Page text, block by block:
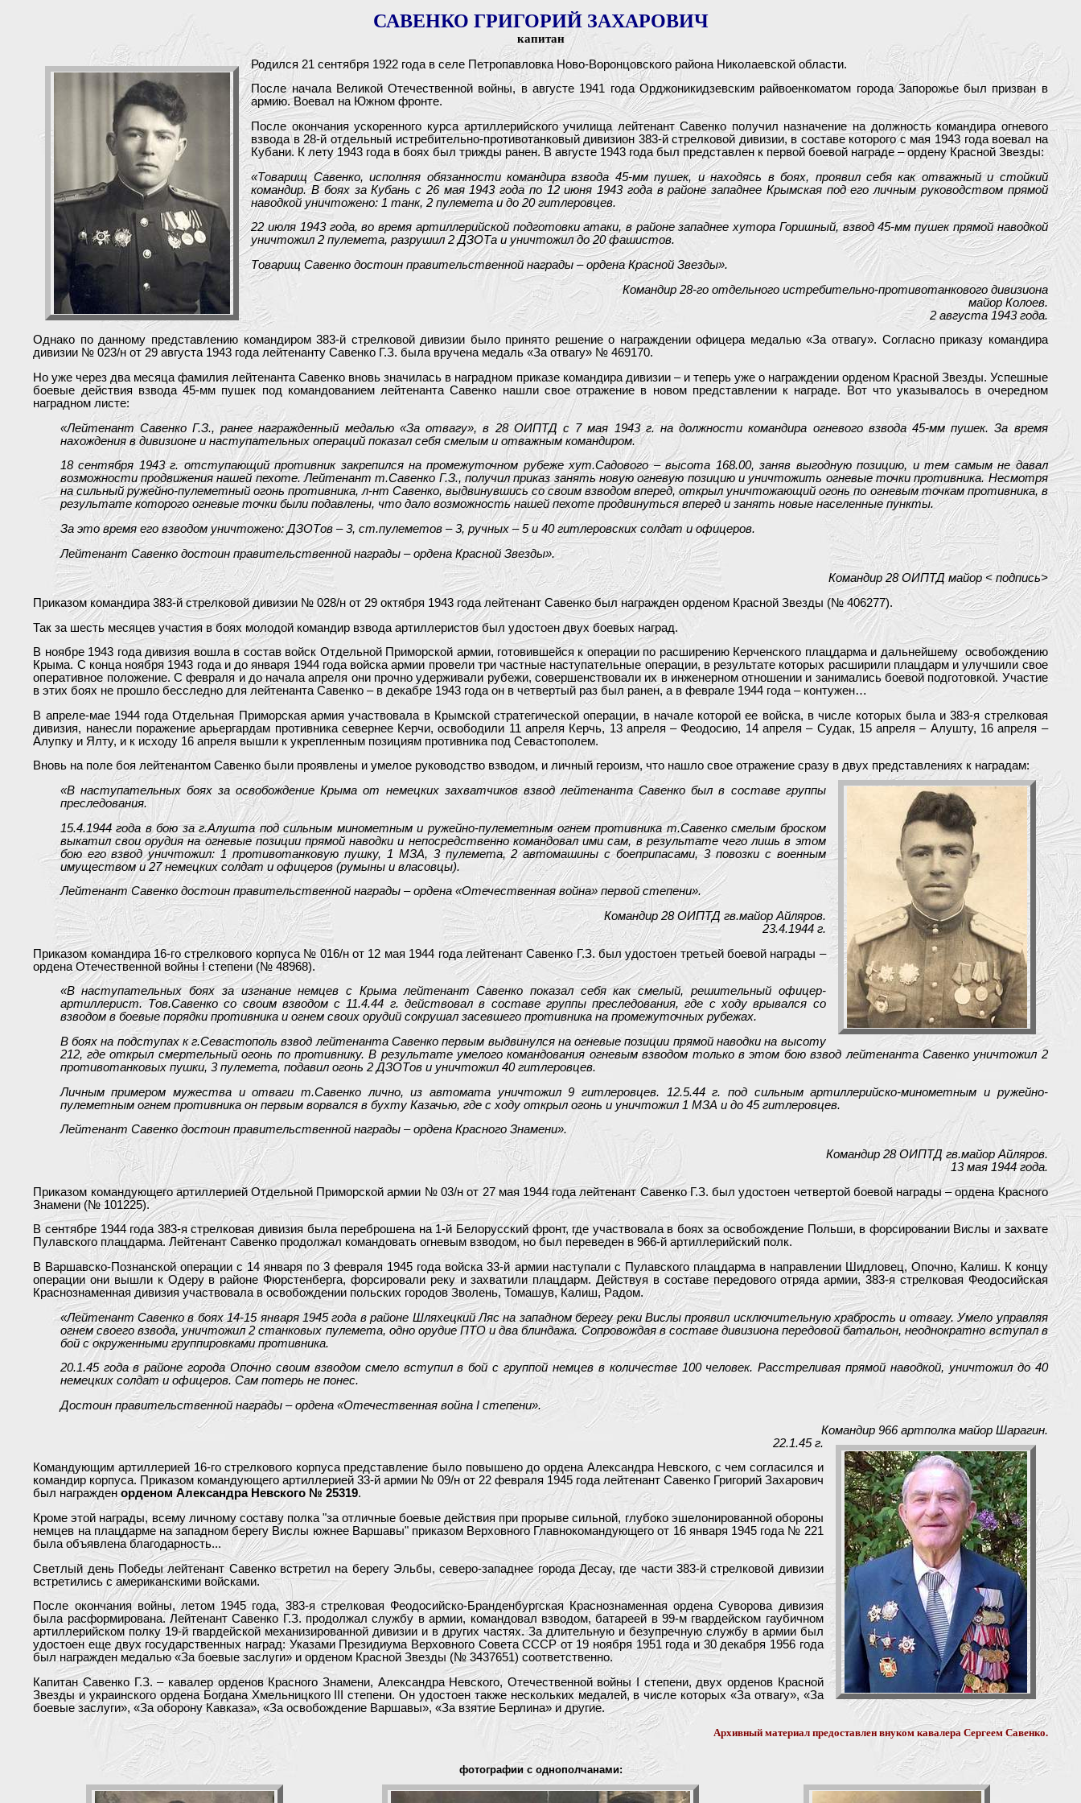
САВЕНКО ГРИГОРИЙ ЗАХАРОВИЧ
капитан
Родился 21 сентября 1922 года в селе Петропавловка Ново-Воронцовского района Николаевской области.
После начала Великой Отечественной войны, в августе 1941 года Орджоникидзевским райвоенкоматом города Запорожье был призван в
армию. Воевал на Южном фронте.
После окончания ускоренного курса артиллерийского училища лейтенант Савенко получил назначение на должность командира огневого
взвода в 28-й отдельный истребительно-противотанковый дивизион 383-й стрелковой дивизии, в составе которого с мая 1943 года воевал на
Кубани. К лету 1943 года в боях был трижды ранен. В августе 1943 года был представлен к первой боевой награде – ордену Красной Звезды:
«Товарищ Савенко, исполняя обязанности командира взвода 45-мм пушек, и находясь в боях, проявил себя как отважный и стойкий
командир. В боях за Кубань с 26 мая 1943 года по 12 июня 1943 года в районе западнее Крымская под его личным руководством прямой
наводкой уничтожено: 1 танк, 2 пулемета и до 20 гитлеровцев.
22 июля 1943 года, во время артиллерийской подготовки атаки, в районе западнее хутора Горишный, взвод 45-мм пушек прямой наводкой
уничтожил 2 пулемета, разрушил 2 ДЗОТа и уничтожил до 20 фашистов.
Товарищ Савенко достоин правительственной награды – ордена Красной Звезды».
Командир 28-го отдельного истребительно-противотанкового дивизиона
майор Колоев.
2 августа 1943 года.
Однако по данному представлению командиром 383-й стрелковой дивизии было принято решение о награждении офицера медалью «За отвагу». Согласно приказу командира
дивизии № 023/н от 29 августа 1943 года лейтенанту Савенко Г.З. была вручена медаль «За отвагу» № 469170.
Но уже через два месяца фамилия лейтенанта Савенко вновь значилась в наградном приказе командира дивизии – и теперь уже о награждении орденом Красной Звезды. Успешные
боевые действия взвода 45-мм пушек под командованием лейтенанта Савенко нашли свое отражение в новом представлении к награде. Вот что указывалось в очередном
наградном листе:
«Лейтенант Савенко Г.З., ранее награжденный медалью «За отвагу», в 28 ОИПТД с 7 мая 1943 г. на должности командира огневого взвода 45-мм пушек. За время
нахождения в дивизионе и наступательных операций показал себя смелым и отважным командиром.
18 сентября 1943 г. отступающий противник закрепился на промежуточном рубеже хут.Садового – высота 168.00, заняв выгодную позицию, и тем самым не давал
возможности продвижения нашей пехоте. Лейтенант т.Савенко Г.З., получил приказ занять новую огневую позицию и уничтожить огневые точки противника. Несмотря
на сильный ружейно-пулеметный огонь противника, л-нт Савенко, выдвинувшись со своим взводом вперед, открыл уничтожающий огонь по огневым точкам противника, в
результате которого огневые точки были подавлены, что дало возможность нашей пехоте продвинуться вперед и занять новые населенные пункты.
За это время его взводом уничтожено: ДЗОТов – 3, ст.пулеметов – 3, ручных – 5 и 40 гитлеровских солдат и офицеров.
Лейтенант Савенко достоин правительственной награды – ордена Красной Звезды».
Командир 28 ОИПТД майор < подпись>
Приказом командира 383-й стрелковой дивизии № 028/н от 29 октября 1943 года лейтенант Савенко был награжден орденом Красной Звезды (№ 406277).
Так за шесть месяцев участия в боях молодой командир взвода артиллеристов был удостоен двух боевых наград.
В ноябре 1943 года дивизия вошла в состав войск Отдельной Приморской армии, готовившейся к операции по расширению Керченского плацдарма и дальнейшему освобождению
Крыма. С конца ноября 1943 года и до января 1944 года войска армии провели три частные наступательные операции, в результате которых расширили плацдарм и улучшили свое
оперативное положение. С февраля и до начала апреля они прочно удерживали рубежи, совершенствовали их в инженерном отношении и занимались боевой подготовкой. Участие
в этих боях не прошло бесследно для лейтенанта Савенко – в декабре 1943 года он в четвертый раз был ранен, а в феврале 1944 года – контужен…
В апреле-мае 1944 года Отдельная Приморская армия участвовала в Крымской стратегической операции, в начале которой ее войска, в числе которых была и 383-я стрелковая
дивизия, нанесли поражение арьергардам противника севернее Керчи, освободили 11 апреля Керчь, 13 апреля – Феодосию, 14 апреля – Судак, 15 апреля – Алушту, 16 апреля –
Алупку и Ялту, и к исходу 16 апреля вышли к укрепленным позициям противника под Севастополем.
Вновь на поле боя лейтенантом Савенко были проявлены и умелое руководство взводом, и личный героизм, что нашло свое отражение сразу в двух представлениях к наградам:
«В наступательных боях за освобождение Крыма от немецких захватчиков взвод лейтенанта Савенко был в составе группы
преследования.
15.4.1944 года в бою за г.Алушта под сильным минометным и ружейно-пулеметным огнем противника т.Савенко смелым броском
выкатил свои орудия на огневые позиции прямой наводки и непосредственно командовал ими сам, в результате чего лишь в этом
бою его взвод уничтожил: 1 противотанковую пушку, 1 МЗА, 3 пулемета, 2 автомашины с боеприпасами, 3 повозки с военным
имуществом и 27 немецких солдат и офицеров (румыны и власовцы).
Лейтенант Савенко достоин правительственной награды – ордена «Отечественная война» первой степени».
Командир 28 ОИПТД гв.майор Айляров.
23.4.1944 г.
Приказом командира 16-го стрелкового корпуса № 016/н от 12 мая 1944 года лейтенант Савенко Г.З. был удостоен третьей боевой награды –
ордена Отечественной войны I степени (№ 48968).
«В наступательных боях за изгнание немцев с Крыма лейтенант Савенко показал себя как смелый, решительный офицер-
артиллерист. Тов.Савенко со своим взводом с 11.4.44 г. действовал в составе группы преследования, где с ходу врывался со
взводом в боевые порядки противника и огнем своих орудий сокрушал засевшего противника на промежуточных рубежах.
В боях на подступах к г.Севастополь взвод лейтенанта Савенко первым выдвинулся на огневые позиции прямой наводки на высоту
212, где открыл смертельный огонь по противнику. В результате умелого командования огневым взводом только в этом бою взвод лейтенанта Савенко уничтожил 2
противотанковых пушки, 3 пулемета, подавил огонь 2 ДЗОТов и уничтожил 40 гитлеровцев.
Личным примером мужества и отваги т.Савенко лично, из автомата уничтожил 9 гитлеровцев. 12.5.44 г. под сильным артиллерийско-минометным и ружейно-
пулеметным огнем противника он первым ворвался в бухту Казачью, где с ходу открыл огонь и уничтожил 1 МЗА и до 45 гитлеровцев.
Лейтенант Савенко достоин правительственной награды – ордена Красного Знамени».
Командир 28 ОИПТД гв.майор Айляров.
13 мая 1944 года.
Приказом командующего артиллерией Отдельной Приморской армии № 03/н от 27 мая 1944 года лейтенант Савенко Г.З. был удостоен четвертой боевой награды – ордена Красного
Знамени (№ 101225).
В сентябре 1944 года 383-я стрелковая дивизия была переброшена на 1-й Белорусский фронт, где участвовала в боях за освобождение Польши, в форсировании Вислы и захвате
Пулавского плацдарма. Лейтенант Савенко продолжал командовать огневым взводом, но был переведен в 966-й артиллерийский полк.
В Варшавско-Познанской операции с 14 января по 3 февраля 1945 года войска 33-й армии наступали с Пулавского плацдарма в направлении Шидловец, Опочно, Калиш. К концу
операции они вышли к Одеру в районе Фюрстенберга, форсировали реку и захватили плацдарм. Действуя в составе передового отряда армии, 383-я стрелковая Феодосийская
Краснознаменная дивизия участвовала в освобождении польских городов Зволень, Томашув, Калиш, Радом.
«Лейтенант Савенко в боях 14-15 января 1945 года в районе Шляхецкий Ляс на западном берегу реки Вислы проявил исключительную храбрость и отвагу. Умело управляя
огнем своего взвода, уничтожил 2 станковых пулемета, одно орудие ПТО и два блиндажа. Сопровождая в составе дивизиона передовой батальон, неоднократно вступал в
бой с окруженными группировками противника.
20.1.45 года в районе города Опочно своим взводом смело вступил в бой с группой немцев в количестве 100 человек. Расстреливая прямой наводкой, уничтожил до 40
немецких солдат и офицеров. Сам потерь не понес.
Достоин правительственной награды – ордена «Отечественная война I степени».
Командир 966 артполка майор Шарагин.
22.1.45 г.
Командующим артиллерией 16-го стрелкового корпуса представление было повышено до ордена Александра Невского, с чем согласился и
командир корпуса. Приказом командующего артиллерией 33-й армии № 09/н от 22 февраля 1945 года лейтенант Савенко Григорий Захарович
был награжденорденом Александра Невского № 25319.
Кроме этой награды, всему личному составу полка "за отличные боевые действия при прорыве сильной, глубоко эшелонированной обороны
немцев на плацдарме на западном берегу Вислы южнее Варшавы" приказом Верховного Главнокомандующего от 16 января 1945 года № 221
была объявлена благодарность...
Светлый день Победы лейтенант Савенко встретил на берегу Эльбы, северо-западнее города Десау, где части 383-й стрелковой дивизии
встретились с американскими войсками.
После окончания войны, летом 1945 года, 383-я стрелковая Феодосийско-Бранденбургская Краснознаменная ордена Суворова дивизия
была расформирована. Лейтенант Савенко Г.З. продолжал службу в армии, командовал взводом, батареей в 99-м гвардейском гаубичном
артиллерийском полку 19-й гвардейской механизированной дивизии и в других частях. За длительную и безупречную службу в армии был
удостоен еще двух государственных наград: Указами Президиума Верховного Совета СССР от 19 ноября 1951 года и 30 декабря 1956 года
был награжден медалью «За боевые заслуги» и орденом Красной Звезды (№ 3437651) соответственно.
Капитан Савенко Г.З. – кавалер орденов Красного Знамени, Александра Невского, Отечественной войны I степени, двух орденов Красной
Звезды и украинского ордена Богдана Хмельницкого III степени. Он удостоен также нескольких медалей, в числе которых «За отвагу», «За
боевые заслуги», «За оборону Кавказа», «За освобождение Варшавы», «За взятие Берлина» и другие.
Архивный материал предоставлен внуком кавалера Сергеем Савенко.
фотографии с однополчанами: